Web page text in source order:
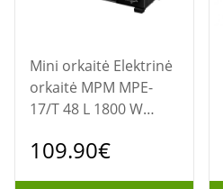
Mini orkaitė Elektrinė
orkaitė MPM MPE-
17/T 48 L 1800 W
109.90€